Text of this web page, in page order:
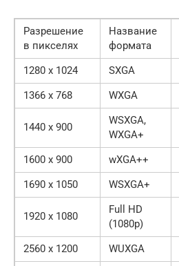
Разрешение
в пикселях
Название
формата
1280 х 1024
SXGA
1366 х 768
WXGA
1440 x 900
WSXGA,
WXGA+
1600 x 900 wXGA++
1690 x 1050
WSXGA+
1920 x 1080
Full HD
(1080p)
2560 x 1200 WUXGA